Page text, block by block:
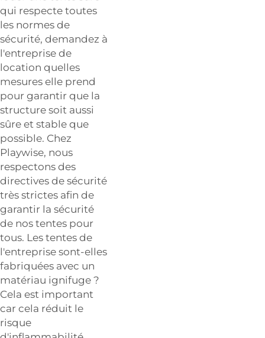
qui respecte toutes
les normes de
sécurité, demandez à
l'entreprise de
location quelles
mesures elle prend
pour garantir que la
structure soit aussi
sûre et stable que
possible. Chez
Playwise, nous
respectons des
directives de sécurité
très strictes afin de
garantir la sécurité
de nos tentes pour
tous. Les tentes de
l'entreprise sont-elles
fabriquées avec un
matériau ignifuge ?
Cela est important
car cela réduit le
risque